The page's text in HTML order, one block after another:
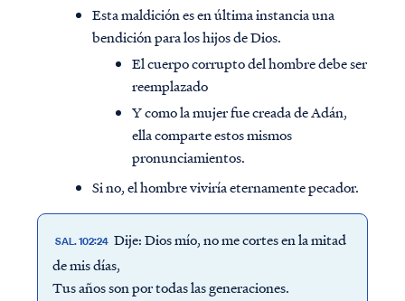
Esta maldición es en última instancia una
bendición para los hijos de Dios.
El cuerpo corrupto del hombre debe ser
reemplazado
Y como la mujer fue creada de Adán,
ella comparte estos mismos
pronunciamientos.
Si no, el hombre viviría eternamente pecador.
SAL. 102:24 Dije: Dios mío, no me cortes en la mitad
de mis días,
Tus años son por todas las generaciones.